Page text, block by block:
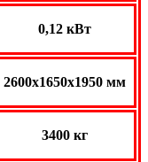
0,12 кВт
2600x1650x1950 мм
3400 кг